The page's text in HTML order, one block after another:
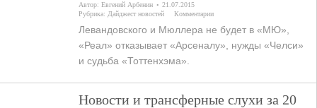
Автор:Евгений Арбенин
21.07.2015
Рубрика: Дайджест новостей Комментарии
Левандовского и Мюллера не будет в «МЮ»,
«Реал» отказывает «Арсеналу», нужды «Челси»
и судьба «Тоттенхэма».
Новости и трансферные слухи за 20